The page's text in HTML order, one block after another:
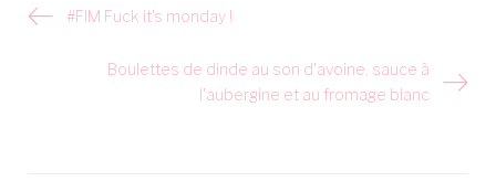
Navigation#FIM Fuck it's monday !
Boulettes de dinde au son d'avoine, sauce à
l'aubergine et au fromage blanc